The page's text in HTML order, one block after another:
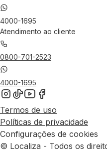
4000-1695
Atendimento ao cliente
0800-701-2523
4000-1695
Termos de uso
Políticas de privacidade
Configurações de cookies
© Localiza - Todos os